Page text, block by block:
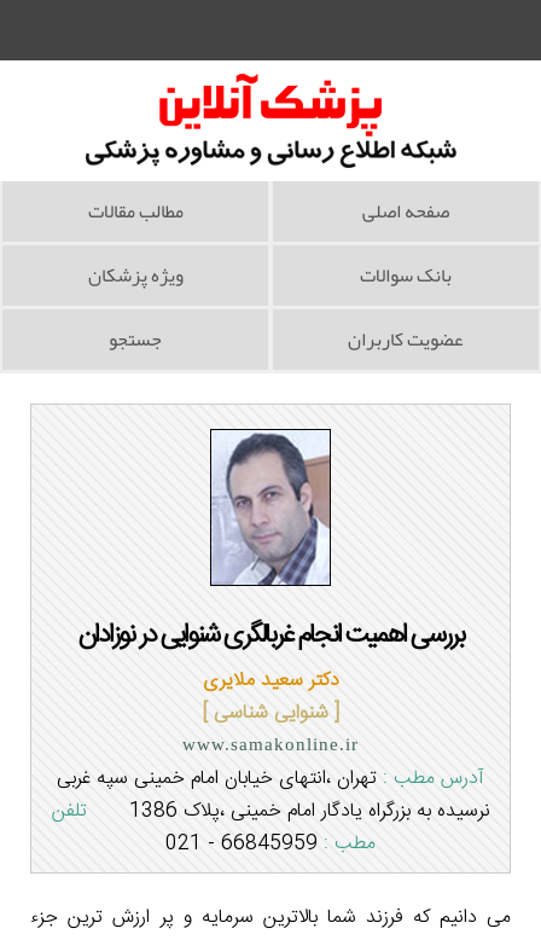
صفحه اصلی
مطالب مقالات
بانک سوالات
ویژه پزشکان
عضویت کاربران
جستجو
بررسی اهمیت انجام غربالگری شنوایی در نوزادان
دکتر سعید ملایری
[ شنوایی شناسی ]
www.samakonline.ir
آدرس مطب : تهران ،انتهای خیابان امام خمینی سپه غربی
نرسیده به بزرگراه یادگار امام خمینی ،پلاک 1386
تلفن
مطب : 66845959 - 021
می دانیم که فرزند شما بالاترین سرمایه و پر ارزش ترین جزء